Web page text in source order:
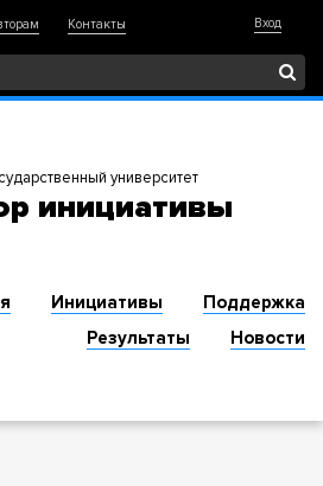
Контакты Вход
университет
инициативы
Инициативы
Поддержка
Результаты
Новости